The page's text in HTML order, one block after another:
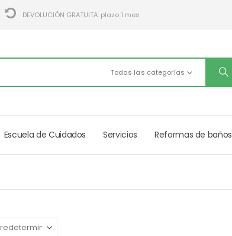
DEVOLUCIÓN GRATUITA: plazo 1 mes
Todas las categorías
Escuela de Cuidados Servicios Reformas de baños